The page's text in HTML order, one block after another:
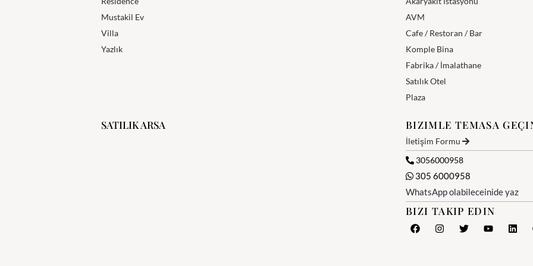
Mustakil Ev
Villa
Yazlık
AVM
Cafe / Restoran / Bar
Komple Bina
Fabrika / İmalathane
Satılık Otel
Plaza
SATILIK ARSA BIZIMLE TEMASA
İletişim Formu
3056000958
305 6000958
WhatsApp olabileceinide yaz
BIZI TAKIP EDIN